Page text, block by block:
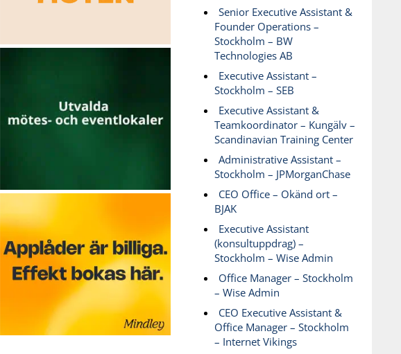
Senior Executive Assistant &
Founder Operations –
Stockholm – BW
Technologies AB
Executive Assistant –
Stockholm – SEB
Executive Assistant &
Teamkoordinator – Kungälv –
Scandinavian Training Center
Administrative Assistant –
Stockholm – JPMorganChase
CEO Office – Okänd ort –
BJAK
Executive Assistant
(konsultuppdrag) –
Stockholm – Wise Admin
Office Manager – Stockholm
– Wise Admin
CEO Executive Assistant &
Office Manager – Stockholm
– Internet Vikings